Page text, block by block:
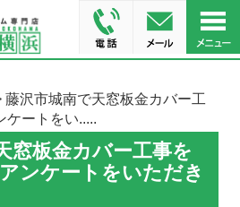
藤沢市城南で天窓板金カバー工
ケートをい.....
窓板金カバー工事を
ンケートをいただき